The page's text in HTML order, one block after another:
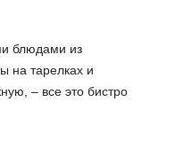
блюдами из
на тарелках и
– все это бистро